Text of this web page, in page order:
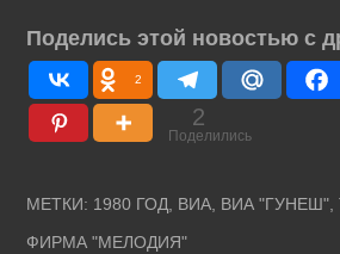
Поделись этой новостью с
2
2
Поделились
МЕТКИ: 1980 ГОД, ВИА, ВИА "ГУНЕШ",
ФИРМА "МЕЛОДИЯ"